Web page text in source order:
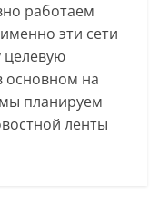
работаем
эти сети
целевую
основном на
планируем
ленты